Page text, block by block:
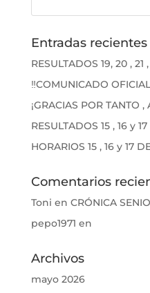
Entradas recientes
RESULTADOS 19, 20 , 21
‼️COMUNICADO
¡GRACIAS POR TANTO ,
RESULTADOS 15 , 16 y
HORARIOS 15 , 16 y 17
Comentarios
Toni en CRÓNICA
pepo1971 en
Archivos
mayo 2026